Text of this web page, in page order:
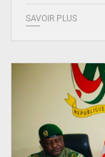
SAVOIR PLUS